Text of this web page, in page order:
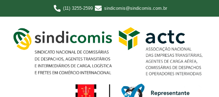
(11) 3255-2599 sindicomis@sindicomis.com.br